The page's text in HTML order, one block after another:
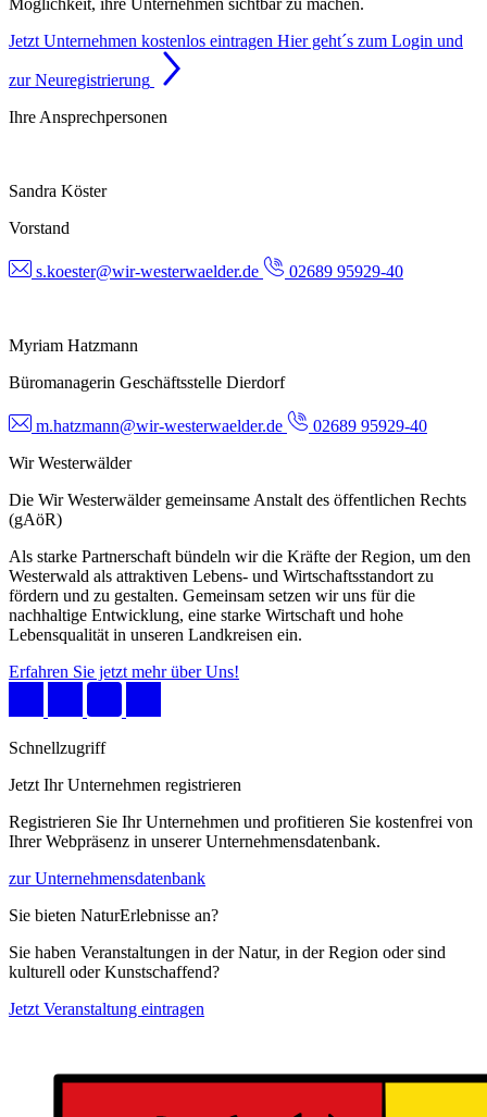
Möglichkeit, ihre Unternehmen sichtbar zu machen.
Jetzt Unternehmen kostenlos eintragen Hier geht´s zum Login und
zur Neuregistrierung
Ihre Ansprechpersonen
Sandra Köster
Vorstand
s.koester@wir-westerwaelder.de 02689 95929-40
Myriam Hatzmann
Büromanagerin Geschäftsstelle Dierdorf
m.hatzmann@wir-westerwaelder.de
02689 95929-40
Wir Westerwälder
Die Wir Westerwälder gemeinsame Anstalt des öffentlichen Rechts
(gAöR)
Als starke Partnerschaft bündeln wir die Kräfte der Region, um den
Westerwald als attraktiven Lebens- und Wirtschaftsstandort zu
fördern und zu gestalten. Gemeinsam setzen wir uns für die
nachhaltige Entwicklung, eine starke Wirtschaft und hohe
Lebensqualität in unseren Landkreisen ein.
Erfahren Sie jetzt mehr über Uns!
Schnellzugriff
Jetzt Ihr Unternehmen registrieren
Registrieren Sie Ihr Unternehmen und profitieren Sie kostenfrei von
Ihrer Webpräsenz in unserer Unternehmensdatenbank.
zur Unternehmensdatenbank
Sie bieten NaturErlebnisse an?
Sie haben Veranstaltungen in der Natur, in der Region oder sind
kulturell oder Kunstschaffend?
Jetzt Veranstaltung eintragen